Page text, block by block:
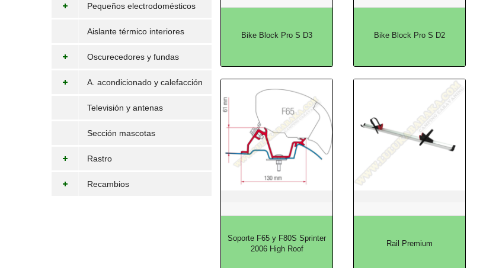
Pequeños electrodomésticos
Aislante térmico interiores
Oscurecedores y fundas
A. acondicionado y calefacción
Televisión y antenas
Sección mascotas
Rastro
Recambios
Bike Block Pro S D3 Bike Block Pro S D2
Soporte F65 y F80S Sprinter
2006 High Roof
Rail Premium